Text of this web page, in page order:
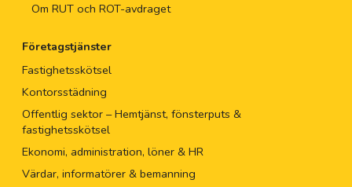
Om RUT och ROT-avdraget
Företagstjänster
Fastighetsskötsel
Kontorsstädning
Offentlig sektor – Hemtjänst, fönsterputs &
fastighetsskötsel
Ekonomi, administration, löner & HR
Värdar, informatörer & bemanning